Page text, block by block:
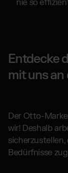
nie so
Entdecke
mit uns an
Der Otto-
wir! Deshalb
Bedürfnisse